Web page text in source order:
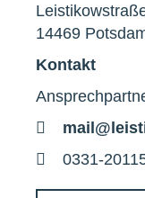
14469
Kontakt
E-
Mail
Telefon
0331-